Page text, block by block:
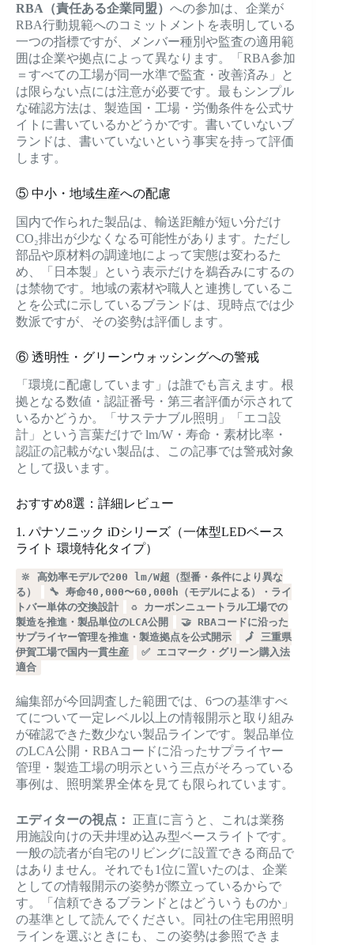
RBA（責任ある企業同盟） への参加は、企業が
RBA行動規範へのコミットメントを表明している
一つの指標ですが、メンバー種別や監査の適用範
囲は企業や拠点によって異なります。「RBA参加
＝すべての工場が同一水準で監査・改善済み」と
は限らない点には注意が必要です。最もシンプル
な確認方法は、製造国・工場・労働条件を公式サ
イトに書いているかどうかです。書いていないブ
ランドは、書いていないという事実を持って評価
します。
⑤ 中小・地域生産への配慮
国内で作られた製品は、輸送距離が短い分だけ
CO₂排出が少なくなる可能性があります。ただし
部品や原材料の調達地によって実態は変わるた
め、「日本製」という表示だけを鵜呑みにするの
は禁物です。地域の素材や職人と連携しているこ
とを公式に示しているブランドは、現時点では少
数派ですが、その姿勢は評価します。
⑥ 透明性・グリーンウォッシングへの警戒
「環境に配慮しています」は誰でも言えます。根
拠となる数値・認証番号・第三者評価が示されて
いるかどうか。「サステナブル照明」「エコ設
計」という言葉だけで lm/W・寿命・素材比率・
認証の記載がない製品は、この記事では警戒対象
として扱います。
おすすめ8選：詳細レビュー
1. パナソニック iDシリーズ（一体型LEDベース
ライト 環境特化タイプ）
🔆 高効率モデルで200 lm/W超（型番・条件により異な
る）
🔧 寿命40,000〜60,000h（モデルによる）・ライ
トバー単体の交換設計
♻️ カーボンニュートラル工場での
製造を推進・製品単位のLCA公開
🤝 RBAコードに沿った
サプライヤー管理を推進・製造拠点を公式開示
🗾 三重県
伊賀工場で国内一貫生産
✅ エコマーク・グリーン購入法
適合
編集部が今回調査した範囲では、6つの基準すべ
てについて一定レベル以上の情報開示と取り組み
が確認できた数少ない製品ラインです。製品単位
のLCA公開・RBAコードに沿ったサプライヤー
管理・製造工場の明示という三点がそろっている
事例は、照明業界全体を見ても限られています。
エディターの視点：
正直に言うと、これは業務
用施設向けの天井埋め込み型ベースライトです。
一般の読者が自宅のリビングに設置できる商品で
はありません。それでも1位に置いたのは、企業
としての情報開示の姿勢が際立っているからで
す。「信頼できるブランドとはどういうものか」
の基準として読んでください。同社の住宅用照明
ラインを選ぶときにも、この姿勢は参照できま